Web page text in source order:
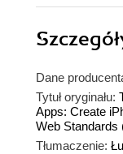
Dane
Tytuł oryginału:
Apps: Create
Web Standards
Tłumaczenie: